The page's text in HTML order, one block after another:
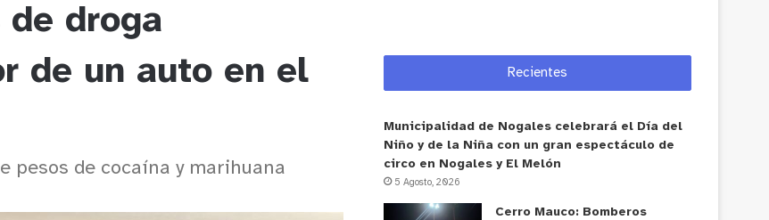
droga
de un auto en el
pesos de cocaína y marihuana
Recientes
Municipalidad de Nogales celebrará el Día del
Niño y de la Niña con un gran espectáculo de
circo en Nogales y El Melón
5 Agosto, 2026
Cerro Mauco: Bomberos